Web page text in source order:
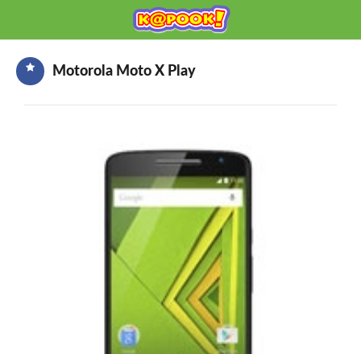
Mobile เช็กก่อนซื้อ
Motorola Moto X Play